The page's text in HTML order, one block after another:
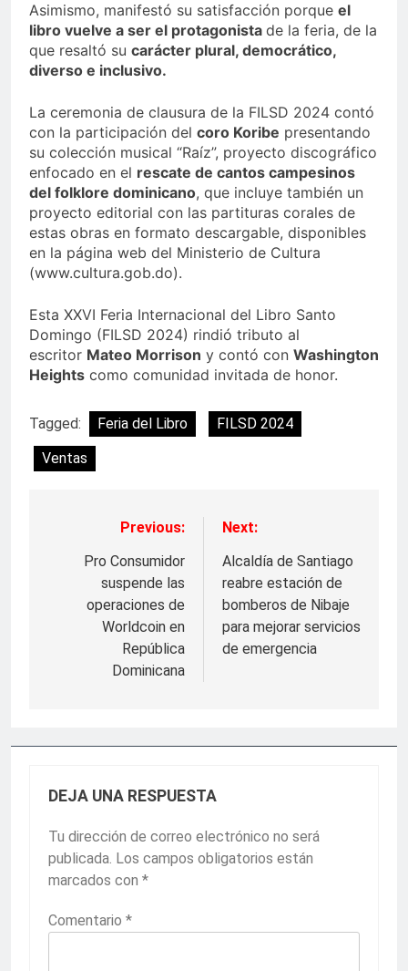
Asimismo, manifestó su satisfacción porque el
libro vuelve a ser el protagonista de la feria, de la
que resaltó su carácter plural, democrático,
diverso e inclusivo.
La ceremonia de clausura de la FILSD 2024 contó
con la participación del coro Koribe presentando
su colección musical “Raíz”, proyecto discográfico
enfocado en el rescate de cantos campesinos
del folklore dominicano, que incluye también un
proyecto editorial con las partituras corales de
estas obras en formato descargable, disponibles
en la página web del Ministerio de Cultura
(www.cultura.gob.do).
Esta XXVI Feria Internacional del Libro Santo
Domingo (FILSD 2024) rindió tributo al
escritor Mateo Morrison y contó con Washington
Heights como comunidad invitada de honor.
Tagged: Feria del Libro
FILSD 2024
Ventas
Navegación
entradas
Previous:
Pro Consumidor
suspende las
operaciones de
Worldcoin en
República
Dominicana
Next:
Alcaldía de Santiago
reabre estación de
bomberos de Nibaje
para mejorar servicios
de emergencia
DEJA UNA RESPUESTA
Tu dirección de correo electrónico no será
publicada. Los campos obligatorios están
marcados con *
Comentario *